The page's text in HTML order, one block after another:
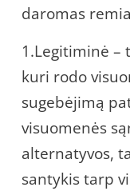
daromas
1.Legitiminė –
kuri rodo
sugebėjimą
visuomenės
alternatyvos,
santykis tarp